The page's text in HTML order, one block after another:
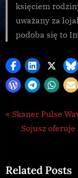
księciem
uważany za
podoba się to
Galnet
Nawigacja
wpisu
P
i
Skaner Pulse
N
t
Sojusz
Related Posts